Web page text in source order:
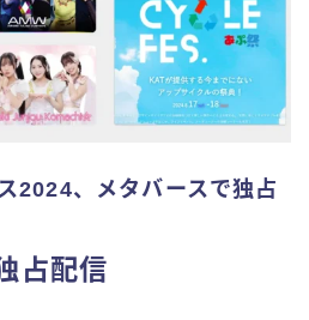
2024、メタバースで独占
占配信